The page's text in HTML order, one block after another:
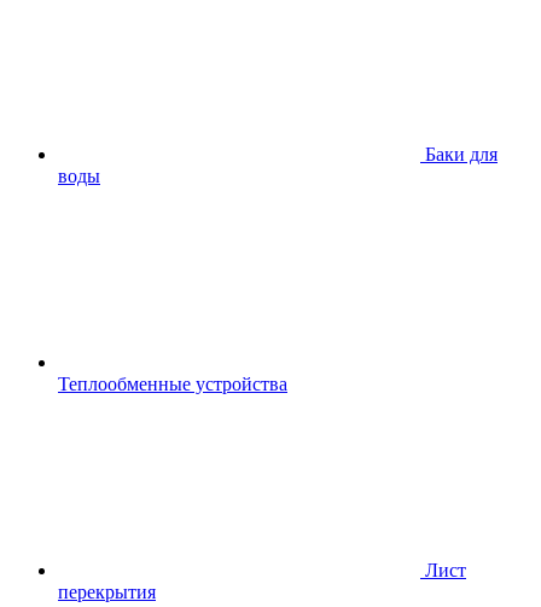
Баки для
воды
Теплообменные устройства
Лист
перекрытия